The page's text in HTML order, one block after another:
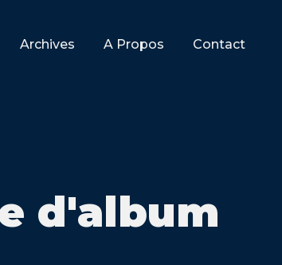
Archives A Propos Contact
d'album